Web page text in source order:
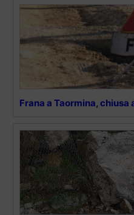
Frana a Taormina,